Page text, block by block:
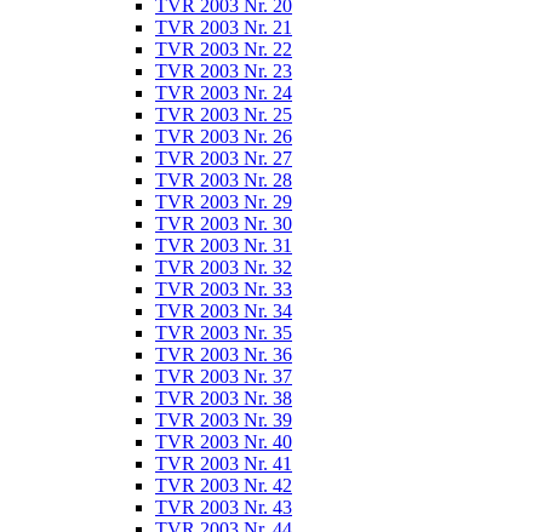
TVR 2003 Nr. 20
TVR 2003 Nr. 21
TVR 2003 Nr. 22
TVR 2003 Nr. 23
TVR 2003 Nr. 24
TVR 2003 Nr. 25
TVR 2003 Nr. 26
TVR 2003 Nr. 27
TVR 2003 Nr. 28
TVR 2003 Nr. 29
TVR 2003 Nr. 30
TVR 2003 Nr. 31
TVR 2003 Nr. 32
TVR 2003 Nr. 33
TVR 2003 Nr. 34
TVR 2003 Nr. 35
TVR 2003 Nr. 36
TVR 2003 Nr. 37
TVR 2003 Nr. 38
TVR 2003 Nr. 39
TVR 2003 Nr. 40
TVR 2003 Nr. 41
TVR 2003 Nr. 42
TVR 2003 Nr. 43